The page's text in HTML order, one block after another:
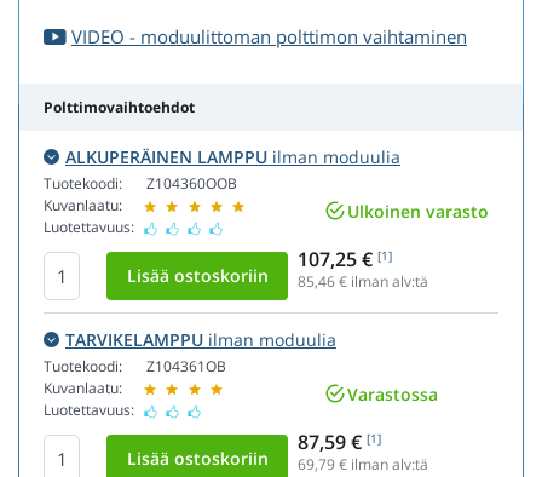
VIDEO - moduulittoman polttimon vaihtaminen
Polttimovaihtoehdot
ALKUPERÄINEN LAMPPU ilman moduulia
Tuotekoodi:
Kuvanlaatu:
Luotettavuus:
Z104360OOB
Ulkoinen varasto
107,25 € [1]
85,46€ ilman alv:tä
TARVIKELAMPPU ilman moduulia
Tuotekoodi:
Kuvanlaatu:
Luotettavuus:
Z104361OB
Varastossa
87,59 € [1]
69,79€ ilman alv:tä